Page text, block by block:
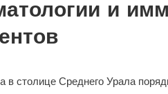
и
в столице Среднего Урала